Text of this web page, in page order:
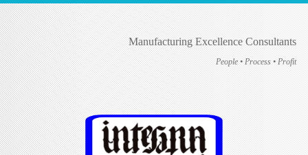
Manufacturing Excellence Consultants
People • Process • Profit